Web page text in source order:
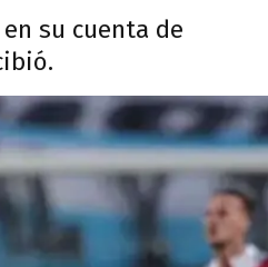
su cuenta de